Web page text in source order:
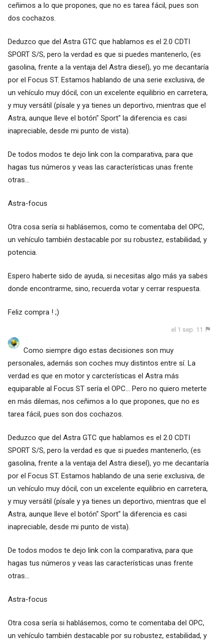
ceñimos a lo que propones, que no es tarea fácil, pues son
dos cochazos.
Deduzco que del Astra GTC que hablamos es el 2.0 CDTI
SPORT S/S, pero la verdad es que si puedes mantenerlo, (es
gasolina, frente a la ventaja del Astra diesel), yo me decantaría
por el Focus ST. Estamos hablando de una serie exclusiva, de
un vehículo muy dócil, con un excelente equilibrio en carretera,
y muy versátil (písale y ya tienes un deportivo, mientras que el
Astra, aunque lleve el botón" Sport" la diferencia es casi
inapreciable, desde mi punto de vista).
De todos modos te dejo link con la comparativa, para que
hagas tus números y veas las características unas frente
otras...
Astra-focus
Otra cosa sería si hablásemos, como te comentaba del OPC,
un vehículo también destacable por su robustez, estabilidad, y
potencia.
Espero haberte sido de ayuda, si necesitas algo más ya sabes
donde encontrarme, sino, recuerda votar y cerrar respuesta.
Feliz compra ! ;)
el 1 sep. 11
Como siempre digo estas decisiones son muy
personales, además son coches muy distintos entre sí. La
verdad es que en motor y carcterísticas el Astra más
equiparable al Focus ST sería el OPC... Pero no quiero meterte
en más dilemas, nos ceñimos a lo que propones, que no es
tarea fácil, pues son dos cochazos.
Deduzco que del Astra GTC que hablamos es el 2.0 CDTI
SPORT S/S, pero la verdad es que si puedes mantenerlo, (es
gasolina, frente a la ventaja del Astra diesel), yo me decantaría
por el Focus ST. Estamos hablando de una serie exclusiva, de
un vehículo muy dócil, con un excelente equilibrio en carretera,
y muy versátil (písale y ya tienes un deportivo, mientras que el
Astra, aunque lleve el botón" Sport" la diferencia es casi
inapreciable, desde mi punto de vista).
De todos modos te dejo link con la comparativa, para que
hagas tus números y veas las características unas frente
otras...
Astra-focus
Otra cosa sería si hablásemos, como te comentaba del OPC,
un vehículo también destacable por su robustez, estabilidad, y